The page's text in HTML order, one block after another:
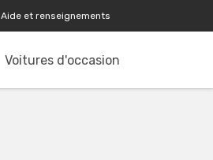
Aide et renseignements
Voitures d'occasion